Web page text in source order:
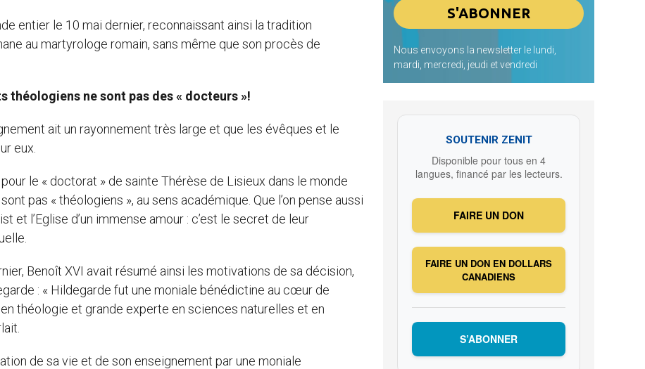
entier le 10 mai dernier, reconnaissant ainsi la tradition
au martyrologe romain, sans même que son procès de
théologiens ne sont pas des « docteurs »!
ait un rayonnement très large et que les évêques et le
eux.
le « doctorat » de sainte Thérèse de Lisieux dans le monde
pas « théologiens », au sens académique. Que l’on pense aussi
et l’Eglise d’un immense amour : c’est le secret de leur
Benoît XVI avait résumé ainsi les motivations de sa décision,
: « Hildegarde fut une moniale bénédictine au cœur de
théologie et grande experte en sciences naturelles et en
de sa vie et de son enseignement par une moniale
Nous envoyons la newsletter le lundi,
mardi, mercredi, jeudi et vendredi
SOUTENIR ZENIT
Disponible pour tous en 4
langues, financé par les lecteurs.
FAIRE UN DON
FAIRE UN DON EN DOLLARS
CANADIENS
S’ABONNER